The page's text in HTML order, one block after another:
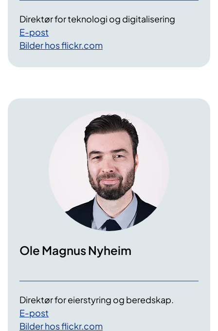
Direktør for teknologi og digitalisering
E-post
Bilder hos flickr.com
Ole Magnus Nyheim
Direktør for eierstyring og beredskap.
E-post
Bilder hos flickr.com